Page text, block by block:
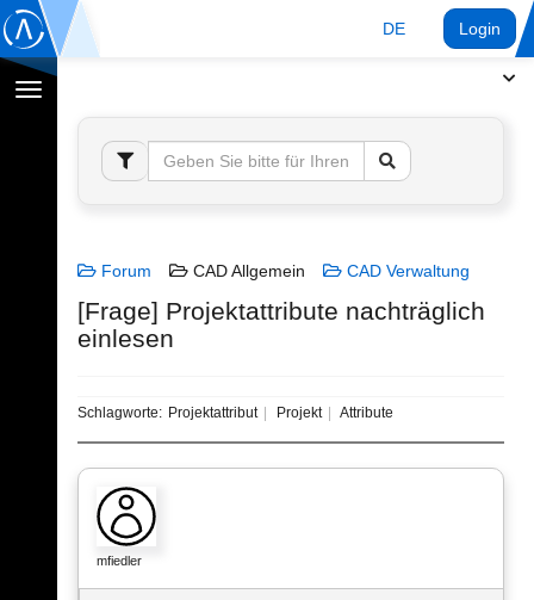
DE Login
Navigation
umschalten
Forum CAD Allgemein CAD Verwaltung
[Frage] Projektattribute nachträglich
einlesen
Schlagworte: Projektattribut Projekt Attribute
mfiedler